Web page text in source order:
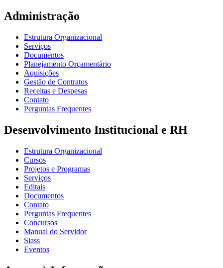
Administração
Estrutura Organizacional
Serviços
Documentos
Planejamento Orçamentário
Aquisições
Gestão de Contratos
Receitas e Despesas
Contato
Perguntas Frequentes
Desenvolvimento Institucional e RH
Estrutura Organizacional
Cursos
Projetos e Programas
Serviços
Editais
Documentos
Contato
Perguntas Frequentes
Concursos
Manual do Servidor
Siass
Eventos